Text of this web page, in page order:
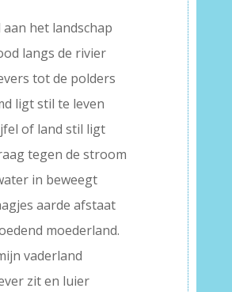
het landschap
langs de rivier
tot de polders
ligt stil te leven
of land stil ligt
tegen de stroom
in beweegt
aarde afstaat
moederland.
vaderland
zit en luier